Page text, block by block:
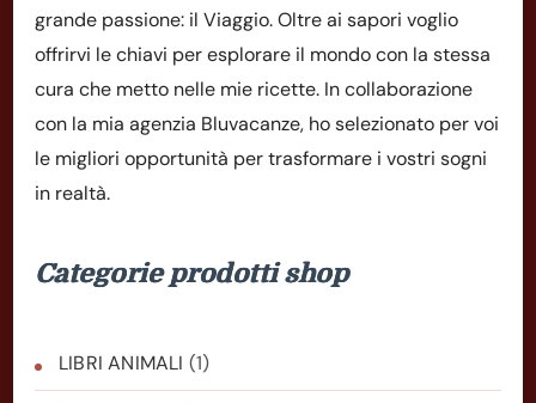
grande passione: il Viaggio. Oltre ai sapori voglio
offrirvi le chiavi per esplorare il mondo con la stessa
cura che metto nelle mie ricette. In collaborazione
con la mia agenzia Bluvacanze, ho selezionato per voi
le migliori opportunità per trasformare i vostri sogni
in realtà.
Categorie prodotti shop
LIBRI ANIMALI (1)